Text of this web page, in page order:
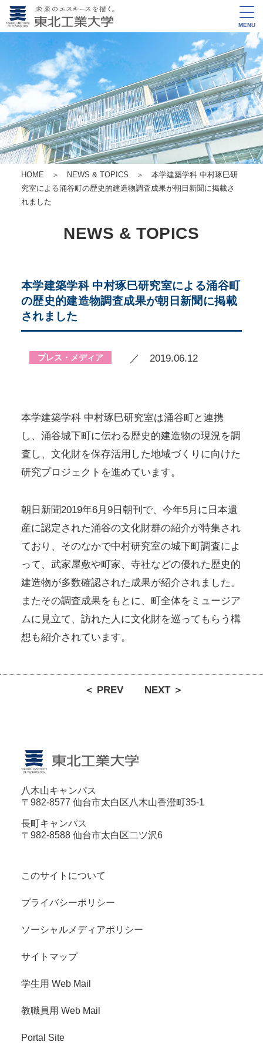
MENU
HOME ＞ NEWS & TOPICS ＞ 本学建築学科 中村琢巳研
究室による涌谷町の歴史的建造物調査成果が朝日新聞に掲載さ
れました
NEWS & TOPICS
本学建築学科 中村琢巳研究室による涌谷町
の歴史的建造物調査成果が朝日新聞に掲載
されました
プレス・メディア ／ 2019.06.12
本学建築学科 中村琢巳研究室は涌谷町と連携
し、涌谷城下町に伝わる歴史的建造物の現況を調
査し、文化財を保存活用した地域づくりに向けた
研究プロジェクトを進めています。
朝日新聞2019年6月9日朝刊で、今年5月に日本遺
産に認定された涌谷の文化財群の紹介が特集され
ており、そのなかで中村研究室の城下町調査によ
って、武家屋敷や町家、寺社などの優れた歴史的
建造物が多数確認された成果が紹介されました。
またその調査成果をもとに、町全体をミュージア
ムに見立て、訪れた人に文化財を巡ってもらう構
想も紹介されています。
＜ PREV NEXT ＞
八木山キャンパス
〒982-8577 仙台市太白区八木山香澄町35-1
長町キャンパス
〒982-8588 仙台市太白区二ツ沢6
このサイトについて
プライバシーポリシー
ソーシャルメディアポリシー
サイトマップ
学生用 Web Mail
教職員用 Web Mail
Portal Site